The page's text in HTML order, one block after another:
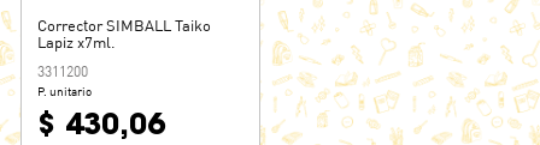
Corrector SIMBALL Taiko
Lapiz x7ml.
3311200
P. unitario
$ 430,06